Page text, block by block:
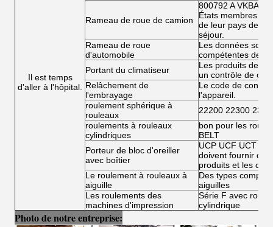
Il est temps
d'aller à l'hôpital.
Rameau de roue de camion
800792 A VKBA
États membres
de leur pays de
séjour.
Rameau de roue
d'automobile
Les données sont
compétentes de
Portant du climatiseur
Les produits de la
un contrôle de
Relâchement de
l'embrayage
Le code de
l'appareil.
roulement sphérique à
rouleaux
22200 22300
roulements à rouleaux
cylindriques
bon pour les
BELT
Porteur de bloc d'oreiller
avec boîtier
UCP UCF UCT
doivent fournir
produits et les
Le roulement à rouleaux à
aiguille
Des types
aiguilles
Les roulements des
machines d'impression
Série F avec
cylindrique
Photo de notre entreprise: